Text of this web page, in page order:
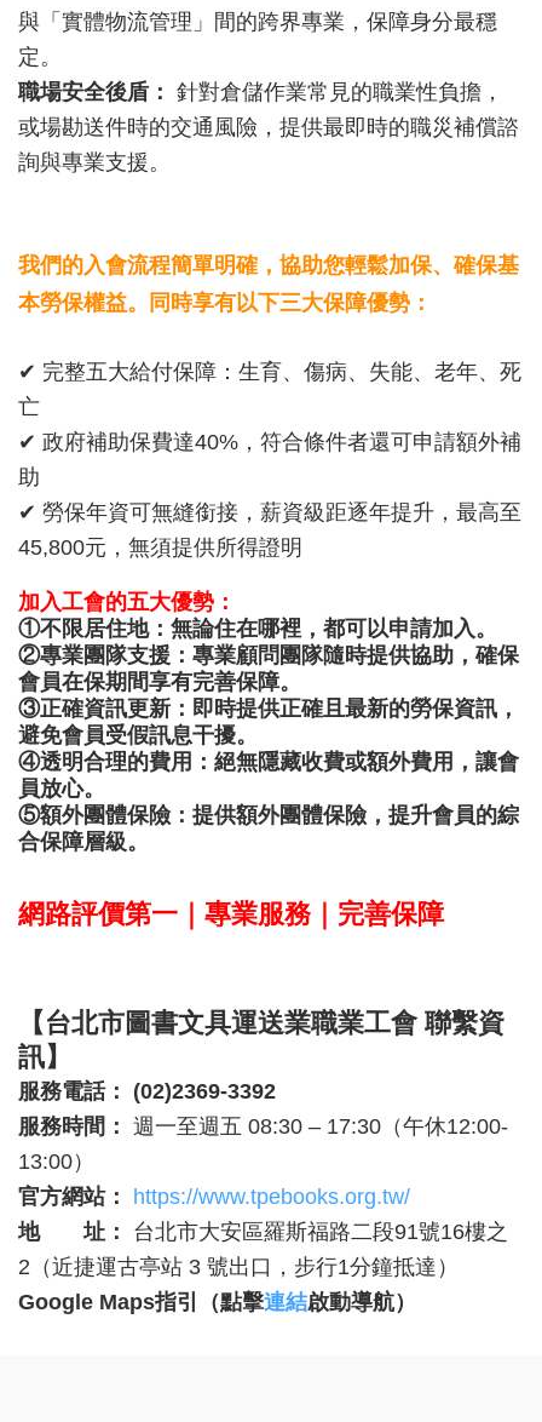
與「實體物流管理」間的跨界專業，保障身分最穩
定。
職場安全後盾： 針對倉儲作業常見的職業性負擔，
或場勘送件時的交通風險，提供最即時的職災補償諮
詢與專業支援。
我們的入會流程簡單明確，協助您輕鬆加保、確保基
本勞保權益。同時享有以下三大保障優勢：
✔ 完整五大給付保障：生育、傷病、失能、老年、死
亡
✔ 政府補助保費達40%，符合條件者還可申請額外補
助
✔ 勞保年資可無縫銜接，薪資級距逐年提升，最高至
45,800元，無須提供所得證明
加入工會的五大優勢：
①不限居住地：無論住在哪裡，都可以申請加入。
②專業團隊支援：專業顧問團隊隨時提供協助，確保
會員在保期間享有完善保障。
③正確資訊更新：即時提供正確且最新的勞保資訊，
避免會員受假訊息干擾。
④透明合理的費用：絕無隱藏收費或額外費用，讓會
員放心。
⑤額外團體保險：提供額外團體保險，提升會員的綜
合保障層級。
網路評價第一｜專業服務｜完善保障
【台北市圖書文具運送業職業工會 聯繫資
訊】
服務電話：
(02)2369-3392
服務時間： 週一至週五 08:30 – 17:30（午休12:00-
13:00）
官方網站：
https://www.tpebooks.org.tw/
地 址：
台北市大安區羅斯福路二段91號16樓之
2（近捷運古亭站 3 號出口，步行1分鐘抵達）
Google Maps指引（點擊連結啟動導航）